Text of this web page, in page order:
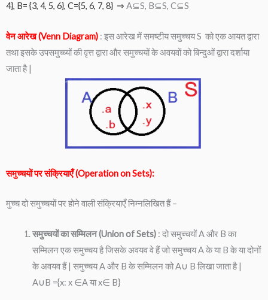
4}, B= {3, 4, 5, 6}, C={5, 6, 7, 8} ⇒ A⊆S, B⊆S, C⊆S
वेन आरेख (Venn Diagram) : इस आरेख में समष्टीय समुच्चय S को एक आयत द्वारा
तथा इसके उपसमुच्च्यों की वृत्त द्वारा और समुच्चयों के अवयवों को बिन्दुओं द्वारा दर्शाया
जाता है |
समुच्चयों पर संक्रियाएँ (Operation on Sets):
मुच्च दो समुच्चयों पर होने वाली संक्रियाएँ निम्नलिखित हैं –
समुच्चयों का सम्मिलन (Union of Sets): दो समुच्चयों A और B का
सम्मिलन एक समुच्चय है जिसके अवयव वे हैं जो समुच्चय A के या B के या दोनों
के अवयव हैं | समुच्चय A और B के सम्मिलन को A∪ B लिखा जाता है |
A∪B ={x: x ∈A या x∈ B}